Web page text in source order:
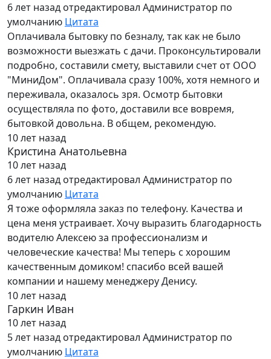
6 лет назад отредактировал Администратор по
умолчанию Цитата
Оплачивала бытовку по безналу, так как не было
возможности выезжать с дачи. Проконсультировали
подробно, составили смету, выставили счет от ООО
"МиниДом". Оплачивала сразу 100%, хотя немного и
переживала, оказалось зря. Осмотр бытовки
осуществляла по фото, доставили все вовремя,
бытовкой довольна. В общем, рекомендую.
10 лет назад
Кристина Анатольевна
10 лет назад
6 лет назад отредактировал Администратор по
умолчанию Цитата
Я тоже оформляла заказ по телефону. Качества и
цена меня устраивает. Хочу выразить благодарность
водителю Алексею за профессионализм и
человеческие качества! Мы теперь с хорошим
качественным домиком! спасибо всей вашей
компании и нашему менеджеру Денису.
10 лет назад
Гаркин Иван
10 лет назад
5 лет назад отредактировал Администратор по
умолчанию Цитата